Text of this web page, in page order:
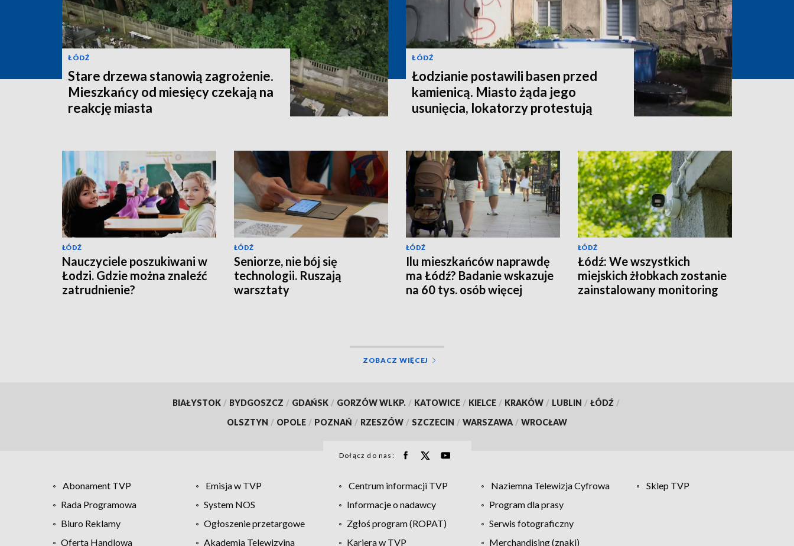
ŁÓDŹ
Stare drzewa stanowią zagrożenie.
Mieszkańcy od miesięcy czekają na
reakcję miasta
ŁÓDŹ
Łodzianie postawili basen przed
kamienicą. Miasto żąda jego
usunięcia, lokatorzy protestują
ŁÓDŹ
Nauczyciele poszukiwani w
Łodzi. Gdzie można znaleźć
zatrudnienie?
ŁÓDŹ
Seniorze, nie bój się
technologii. Ruszają
warsztaty
ŁÓDŹ
Ilu mieszkańców naprawdę
ma Łódź? Badanie wskazuje
na 60 tys. osób więcej
ŁÓDŹ
Łódź: We wszystkich
miejskich żłobkach zostanie
zainstalowany monitoring
ZOBACZ WIĘCEJ
BIAŁYSTOK / BYDGOSZCZ / GDAŃSK / GORZÓW WLKP. / KATOWICE / KIELCE / KRAKÓW / LUBLIN / ŁÓDŹ /
OLSZTYN / OPOLE / POZNAŃ / RZESZÓW / SZCZECIN / WARSZAWA / WROCŁAW
Dołącz do nas:
Abonament TVP Emisja w TVP Centrum informacji TVP Naziemna Telewizja Cyfrowa
Sklep TVP
Rada Programowa
System NOS Informacje o nadawcy
Program dla prasy
Biuro Reklamy
Ogłoszenie przetargowe Zgłoś program (ROPAT)
Serwis fotograficzny
Oferta Handlowa
Akademia Telewizyjna Kariera w TVP Merchandising (znaki)